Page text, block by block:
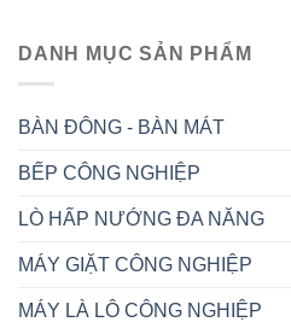
DANH MỤC SẢN PHẨM
BÀN ĐÔNG - BÀN MÁT
BẾP CÔNG NGHIỆP
LÒ HẤP NƯỚNG ĐA NĂNG
MÁY GIẶT CÔNG NGHIỆP
MÁY LÀ LÔ CÔNG NGHIỆP